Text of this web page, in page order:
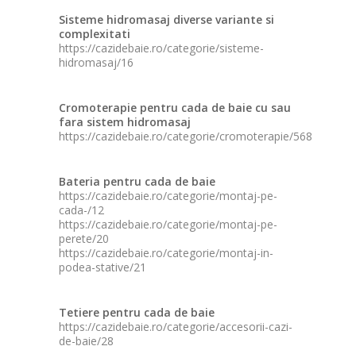
Sisteme hidromasaj diverse variante si
complexitati
https://cazidebaie.ro/categorie/sisteme-
hidromasaj/16
Cromoterapie pentru cada de baie cu sau
fara sistem hidromasaj
https://cazidebaie.ro/categorie/cromoterapie/568
Bateria pentru cada de baie
https://cazidebaie.ro/categorie/montaj-pe-
cada-/12
https://cazidebaie.ro/categorie/montaj-pe-
perete/20
https://cazidebaie.ro/categorie/montaj-in-
podea-stative/21
Tetiere pentru cada de baie
https://cazidebaie.ro/categorie/accesorii-cazi-
de-baie/28